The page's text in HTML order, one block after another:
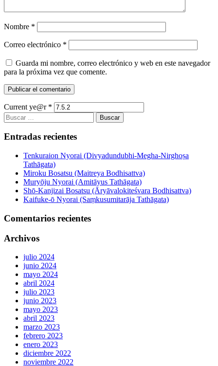
Nombre *
Correo electrónico *
Guarda mi nombre, correo electrónico y web en este navegador
para la próxima vez que comente.
Current ye@r *
Buscar:
Entradas recientes
Tenkuraion Nyorai (Divyadundubhi-Megha-Nirghoṣa
Tathāgata)
Miroku Bosatsu (Maitreya Bodhisattva)
Muryōju Nyorai (Amitāyus Tathāgata)
Shō-Kanjizai Bosatsu (Āryāvalokiteśvara Bodhisattva)
Kaifuke-ō Nyorai (Saṃkusumitarāja Tathāgata)
Comentarios recientes
Archivos
julio 2024
junio 2024
mayo 2024
abril 2024
julio 2023
junio 2023
mayo 2023
abril 2023
marzo 2023
febrero 2023
enero 2023
diciembre 2022
noviembre 2022